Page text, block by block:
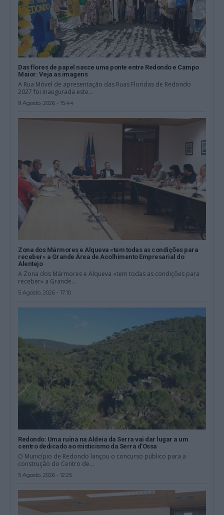
Das flores de papel nasce uma ponte entre Redondo e Campo
Maior: Veja as imagens
A Rua Móvel de apresentação das Ruas Floridas de Redondo
2027 foi inaugurada este...
9 Agosto, 2026 - 15:44
Zona dos Mármores e Alqueva «tem todas as condições para
receber» a Grande Área de Acolhimento Empresarial do
Alentejo
A Zona dos Mármores e Alqueva «tem todas as condições para
receber» a Grande...
5 Agosto, 2026 - 17:10
Redondo: Uma ruína na Aldeia da Serra vai dar lugar a um
centro dedicado ao misticismo da Serra d’Ossa
O Município de Redondo lançou o concurso público para a
construção do Centro de...
5 Agosto, 2026 - 12:25